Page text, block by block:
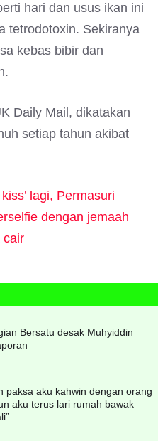
hari dan usus ikan ini
tetrodotoxin. Sekiranya
kebas bibir dan
Daily Mail, dikatakan
setiap tahun akibat
lagi, Permasuri
dengan jemaah
cair
Bersatu desak Muhyiddin
paksa aku kahwin dengan orang
aku terus lari rumah bawak